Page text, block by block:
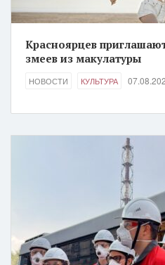
Красноярцев
змеев из макулатуры
НОВОСТИ КУЛЬТУРА